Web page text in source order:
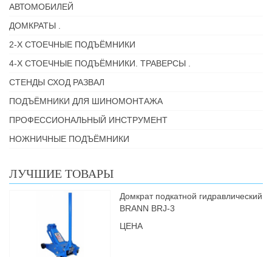
АВТОМОБИЛЕЙ
ДОМКРАТЫ .
2-Х СТОЕЧНЫЕ ПОДЪЁМНИКИ
4-Х СТОЕЧНЫЕ ПОДЪЁМНИКИ. ТРАВЕРСЫ .
СТЕНДЫ СХОД РАЗВАЛ
ПОДЪЁМНИКИ ДЛЯ ШИНОМОНТАЖА
ПРОФЕССИОНАЛЬНЫЙ ИНСТРУМЕНТ
НОЖНИЧНЫЕ ПОДЪЁМНИКИ
ЛУЧШИЕ ТОВАРЫ
Домкрат подкатной гидравлический
BRANN BRJ-3
ЦЕНА